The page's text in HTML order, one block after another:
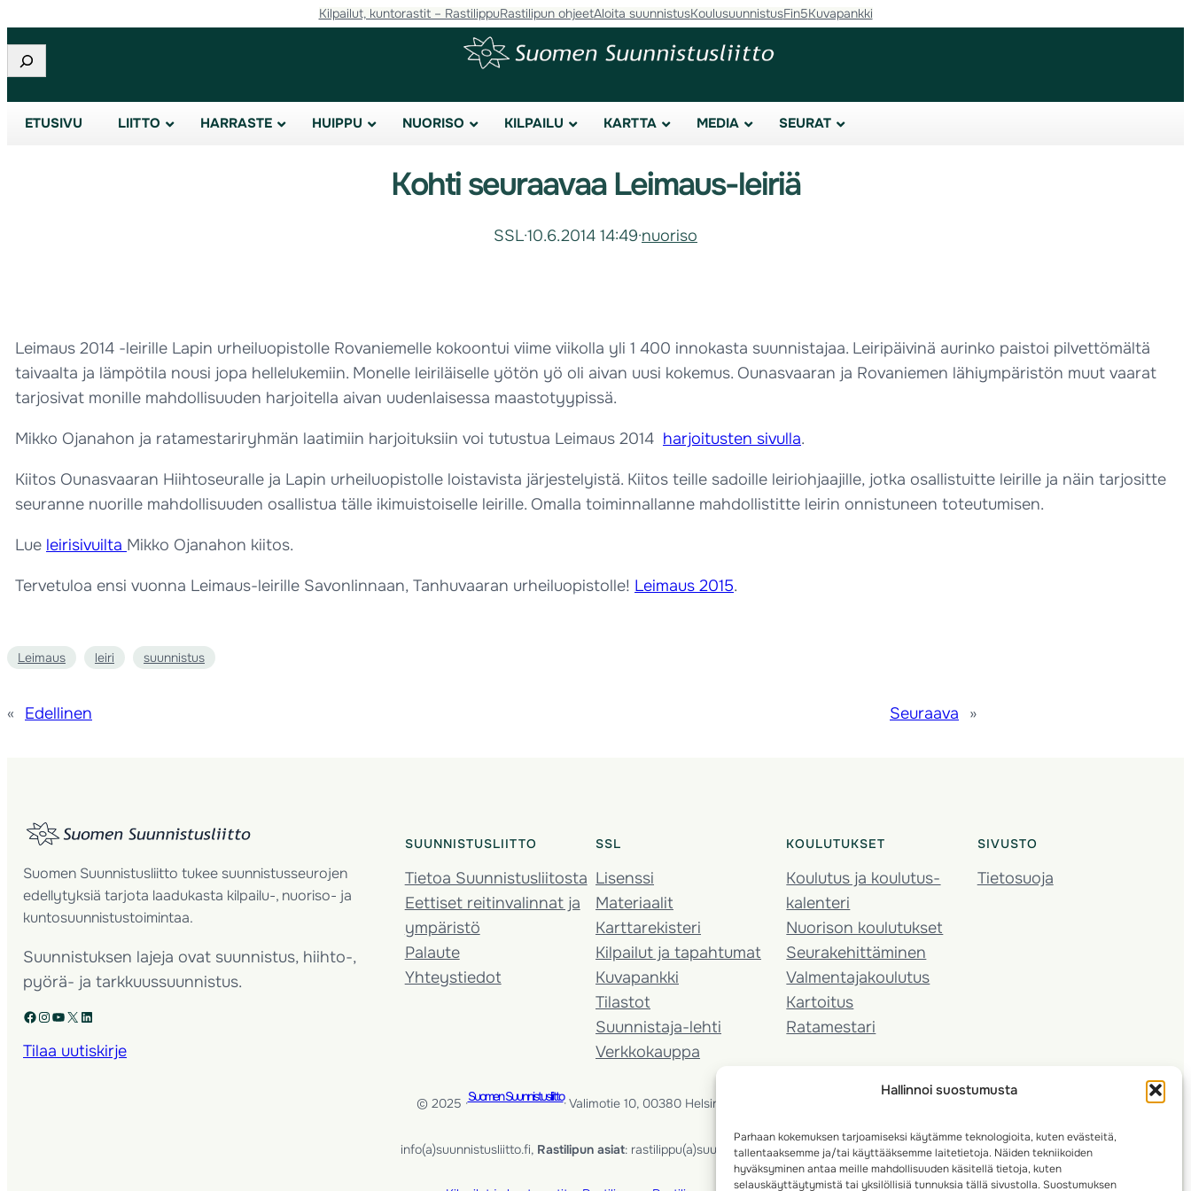
Hallinnoi suostumusta
Parhaan kokemuksen tarjoamiseksi käytämme teknologioita, kuten evästeitä,
tallentaaksemme ja/tai käyttääksemme laitetietoja. Näiden tekniikoiden
hyväksyminen antaa meille mahdollisuuden käsitellä tietoja, kuten
selauskäyttäytymistä tai yksilöllisiä tunnuksia tällä sivustolla. Suostumuksen
Kilpailut, kuntorastit – RastilippuRastilipun ohjeetAloita suunnistusKoulusuunnistusFin5Kuvapankki
Etsi
ETUSIVU LIITTO HARRASTE HUIPPU NUORISO KILPAILU KARTTA MEDIA SEURAT
Kohti seuraavaa Leimaus-leiriä
SSL·10.6.2014 14:49·nuoriso
Leimaus 2014 -leirille Lapin urheiluopistolle Rovaniemelle kokoontui viime viikolla yli 1 400 innokasta suunnistajaa. Leiripäivinä aurinko paistoi pilvettömältä
taivaalta ja lämpötila nousi jopa hellelukemiin. Monelle leiriläiselle yötön yö oli aivan uusi kokemus. Ounasvaaran ja Rovaniemen lähiympäristön muut vaarat
tarjosivat monille mahdollisuuden harjoitella aivan uudenlaisessa maastotyypissä.
Mikko Ojanahon ja ratamestariryhmän laatimiin harjoituksiin voi tutustua Leimaus 2014 harjoitusten sivulla.
Kiitos Ounasvaaran Hiihtoseuralle ja Lapin urheiluopistolle loistavista järjestelyistä. Kiitos teille sadoille leiriohjaajille, jotka osallistuitte leirille ja näin tarjositte
seuranne nuorille mahdollisuuden osallistua tälle ikimuistoiselle leirille. Omalla toiminnallanne mahdollistitte leirin onnistuneen toteutumisen.
Lue leirisivuilta Mikko Ojanahon kiitos.
Tervetuloa ensi vuonna Leimaus-leirille Savonlinnaan, Tanhuvaaran urheiluopistolle! Leimaus 2015.
Leimaus leiri suunnistus
« Edellinen Seuraava »
Suomen Suunnistusliitto tukee suunnistusseurojen
edellytyksiä tarjota laadukasta kilpailu-, nuoriso- ja
kuntosuunnistustoimintaa.
Suunnistuksen lajeja ovat suunnistus, hiihto-,
pyörä- ja tarkkuussuunnistus.
Facebook Instagram YouTube X LinkedIn
Tilaa uutiskirje
SUUNNISTUSLIITTO
Tietoa Suunnistusliitosta
Eettiset reitinvalinnat ja
ympäristö
Palaute
Yhteystiedot
SSL
Lisenssi
Materiaalit
Karttarekisteri
Kilpailut ja tapahtumat
Kuvapankki
Tilastot
Suunnistaja-lehti
Verkkokauppa
KOULUTUKSET
Koulutus ja koulutus­
kalenteri
Nuorison koulutukset
Seura­kehittäminen
Valmentaja­koulutus
Kartoitus
Ratamestari
SIVUSTO
Tietosuoja
© 2025 ·Suomen Suunnistusliitto· Valimotie 10, 00380 Helsinki, Finland
info(a)suunnistusliitto.fi, Rastilipun asiat: rastilippu(a)suunnistusliitto.fi